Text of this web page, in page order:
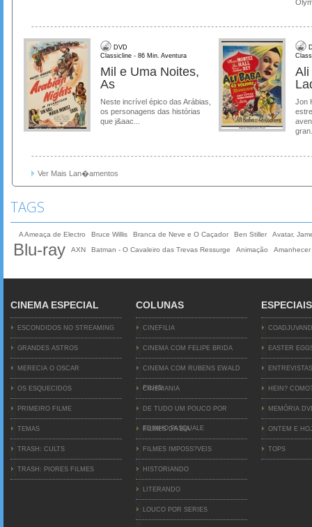
DVD
Classicline - 86 Min. Aventura
Mil e Uma Noites,
As
Neste incrível épico das Arábias,
os personagens das histórias
que j&aac...
Ali
Jon
Ver Mais Lan�amentos
TAGS
A Ameaça de Electro Bruce Willis Branca de Neve e O Caçador Ben Stiller Avatar,
Blu-ray AXN Batman - O Cavaleiro das Trevas Ressurge Animação
CINEMA ESPECIAL
ESCONDIDOS NO STREAMING
GRANDES ASTROS
MERECIA O OSCAR
OS ESQUECIDOS
PRIMEIRO FILME
TEMAS
TRASH: CULTS
TRASH: PIORES FILMES
COLUNAS
CINEFILIA
CINEMA COM FELIPE BRIDA
CINEMA COM RUBENS EWALD
FILHO
CINEMANIA
DE TUDO UM POUCO POR
EDINHO PASQUALE
FILMES DA BIA
FILMES IMPOSS?VEIS
HISTORIANDO
LITERANDO
LOUCO POR SERIES
ESPECIAIS
EASTER
ENTREVISTAS
HEIN?
MEMÓRIA
ONTEM E
TOPS